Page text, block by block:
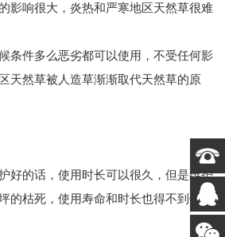
影响很大，炎热和严寒地区天然草很难
条件多么恶劣都可以使用，不受任何影
天然草被人造草渐渐取代天然草的原
好的话，使用时长可以很久，但是维护
的枯死，使用寿命和时长也得不到保